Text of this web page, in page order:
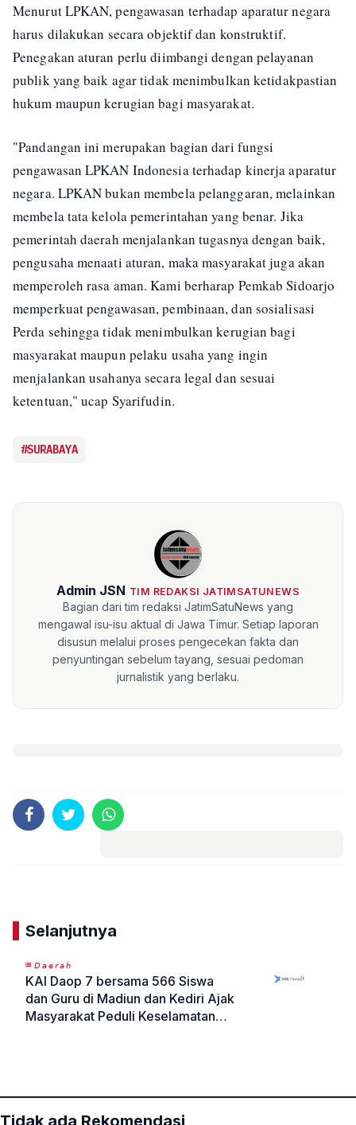
Menurut LPKAN, pengawasan terhadap aparatur negara
harus dilakukan secara objektif dan konstruktif.
Penegakan aturan perlu diimbangi dengan pelayanan
publik yang baik agar tidak menimbulkan ketidakpastian
hukum maupun kerugian bagi masyarakat.
"Pandangan ini merupakan bagian dari fungsi
pengawasan LPKAN Indonesia terhadap kinerja aparatur
negara. LPKAN bukan membela pelanggaran, melainkan
membela tata kelola pemerintahan yang benar. Jika
pemerintah daerah menjalankan tugasnya dengan baik,
pengusaha menaati aturan, maka masyarakat juga akan
memperoleh rasa aman. Kami berharap Pemkab Sidoarjo
memperkuat pengawasan, pembinaan, dan sosialisasi
Perda sehingga tidak menimbulkan kerugian bagi
masyarakat maupun pelaku usaha yang ingin
menjalankan usahanya secara legal dan sesuai
ketentuan," ucap Syarifudin.
#SURABAYA
Admin JSN TIM REDAKSI JATIMSATUNEWS
Bagian dari tim redaksi JatimSatuNews yang
mengawal isu-isu aktual di Jawa Timur. Setiap laporan
disusun melalui proses pengecekan fakta dan
penyuntingan sebelum tayang, sesuai pedoman
jurnalistik yang berlaku.
Selanjutnya
𝘋𝘢𝘦𝘳𝘢𝘩
KAI Daop 7 bersama 566 Siswa
dan Guru di Madiun dan Kediri Ajak
Masyarakat Peduli Keselamatan
Tidak ada Rekomendasi